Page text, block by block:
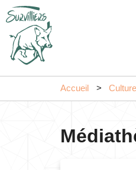
Accueil